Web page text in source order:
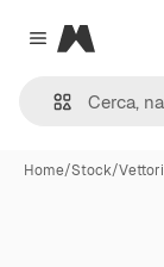
Close menu
Magnific
Home/Stock/Vettori